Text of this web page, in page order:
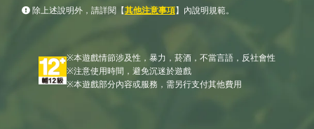
除上述說明外，請詳閱【其他注意事項】內說明規範。
※本遊戲情節涉及性，暴力，菸酒，不當言語，反社會性
※注意使用時間，避免沉迷於遊戲
※本遊戲部分內容或服務，需另行支付其他費用